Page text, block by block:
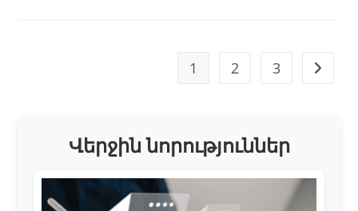
1 2 3
Վերջին նորություններ